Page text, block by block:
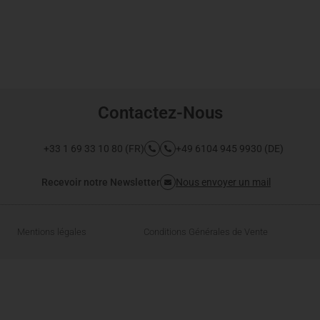
Contactez-Nous
+33 1 69 33 10 80 (FR) +49 6104 945 9930 (DE)
Recevoir notre Newsletter Nous envoyer un mail
Mentions légales Conditions Générales de Vente